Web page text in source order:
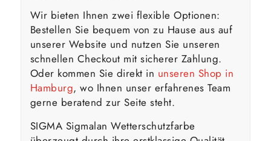
Wir bieten Ihnen zwei flexible Optionen:
Bestellen Sie bequem von zu Hause aus auf
unserer Website und nutzen Sie unseren
schnellen Checkout mit sicherer Zahlung.
Oder kommen Sie direkt in unseren Shop in
Hamburg, wo Ihnen unser erfahrenes Team
gerne beratend zur Seite steht.
SIGMA Sigmalan Wetterschutzfarbe